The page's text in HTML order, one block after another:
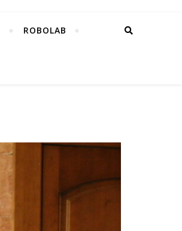
ROBOLAB